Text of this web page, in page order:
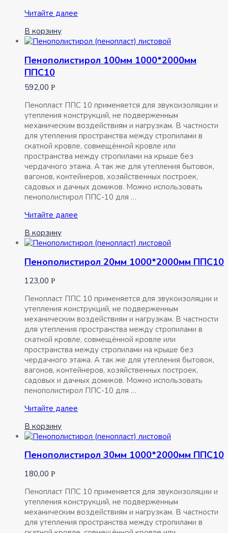
Минплиты
TERRA
PRO
PN
1250х610х50мм
10шт
7.62м2
Читайте далее
В корзину
Пенополистирол 100мм 1000*2000мм
ППС10
592,00 Р
Пенопласт ППС 10 применяется для звукоизоляции и
утепления конструкций, не подверженным
механическим воздействиям и нагрузкам. В частности
для утепления пространства между стропилами в
скатной кровле, совмещённой кровле или
пространства между стропилами на крыше без
чердачного этажа. А так же для утепления бытовок,
вагонов, контейнеров, хозяйственных построек,
садовых и дачных домиков. Можно использовать
пенополистирол ППС-10 для …
Пенополистирол
1000*2000мм
ППС10
Читайте далее
В корзину
Пенополистирол 20мм 1000*2000мм ППС10
123,00 Р
Пенопласт ППС 10 применяется для звукоизоляции и
утепления конструкций, не подверженным
механическим воздействиям и нагрузкам. В частности
для утепления пространства между стропилами в
скатной кровле, совмещённой кровле или
пространства между стропилами на крыше без
чердачного этажа. А так же для утепления бытовок,
вагонов, контейнеров, хозяйственных построек,
садовых и дачных домиков. Можно использовать
пенополистирол ППС-10 для …
Пенополистирол
1000*2000мм
ППС10
Читайте далее
В корзину
Пенополистирол 30мм 1000*2000мм ППС10
180,00 Р
Пенопласт ППС 10 применяется для звукоизоляции и
утепления конструкций, не подверженным
механическим воздействиям и нагрузкам. В частности
для утепления пространства между стропилами в